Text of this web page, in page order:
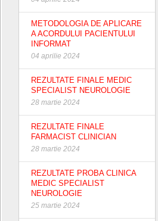
METODOLOGIA DE APLICARE
A ACORDULUI PACIENTULUI
INFORMAT
04 aprilie 2024
REZULTATE FINALE MEDIC
SPECIALIST NEUROLOGIE
28 martie 2024
REZULTATE FINALE
FARMACIST CLINICIAN
28 martie 2024
REZULTATE PROBA CLINICA
MEDIC SPECIALIST
NEUROLOGIE
25 martie 2024